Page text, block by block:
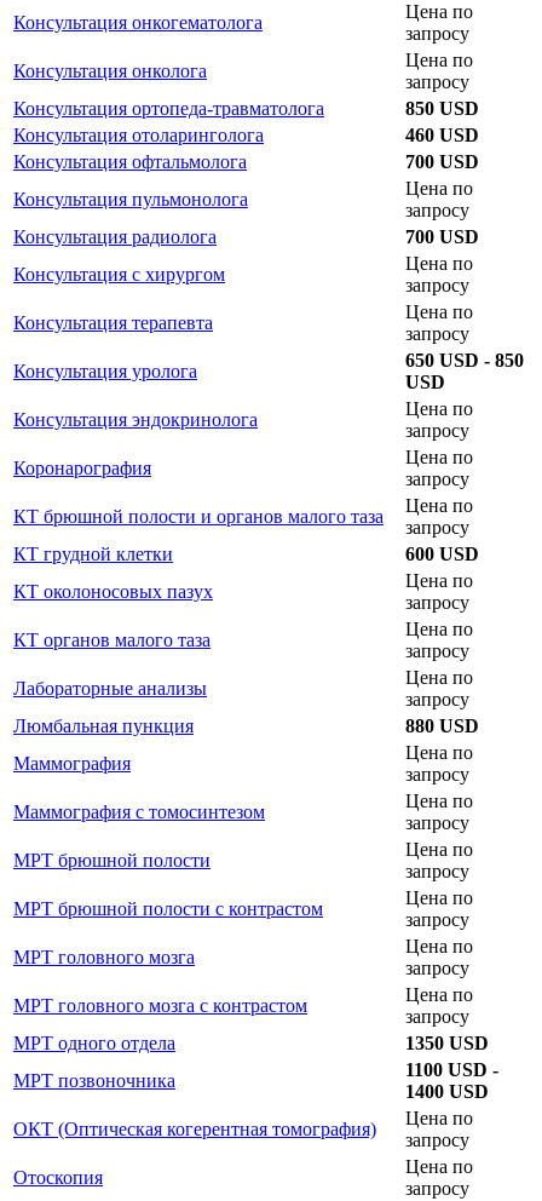
Консультация онкогематолога
Цена по
запросу
Консультация онколога
Цена по
запросу
Консультация ортопеда-травматолога
850 USD
Консультация отоларинголога
460 USD
Консультация офтальмолога
700 USD
Консультация пульмонолога
Цена по
запросу
Консультация радиолога
700 USD
Консультация с хирургом
Цена по
запросу
Консультация терапевта
Цена по
запросу
Консультация уролога
650 USD - 850
USD
Консультация эндокринолога
Цена по
запросу
Коронарография
Цена по
запросу
КТ брюшной полости и органов малого таза
Цена по
запросу
КТ грудной клетки
600 USD
КТ околоносовых пазух
Цена по
запросу
КТ органов малого таза
Цена по
запросу
Лабораторные анализы
Цена по
запросу
Люмбальная пункция
880 USD
Маммография
Цена по
запросу
Маммография с томосинтезом
Цена по
запросу
МРТ брюшной полости
Цена по
запросу
МРТ брюшной полости с контрастом
Цена по
запросу
МРТ головного мозга
Цена по
запросу
МРТ головного мозга с контрастом
Цена по
запросу
МРТ одного отдела
1350 USD
МРТ позвоночника
1100 USD -
1400 USD
ОКТ (Оптическая когерентная томография)
Цена по
запросу
Отоскопия
Цена по
запросу